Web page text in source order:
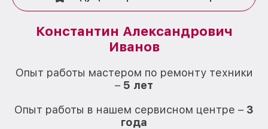
Константин Александрович
Иванов
Опыт работы мастером по ремонту техники
– 5 лет
Опыт работы в нашем сервисном центре – 3
года